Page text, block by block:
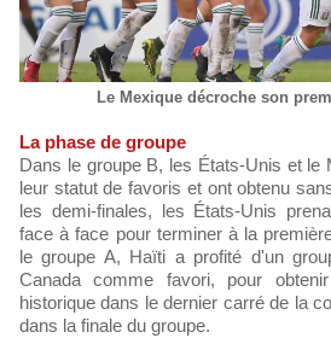
Le Mexique décroche son
La phase de groupe
Dans le groupe B, les États-Unis et le
leur statut de favoris et ont obtenu
les demi-finales, les États-Unis
face à face pour terminer à la
le groupe A, Haïti a profité d'un
Canada comme favori, pour
historique dans le dernier carré de la
dans la finale du groupe.